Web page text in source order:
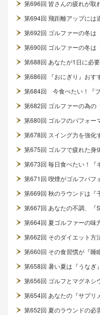
第696回 皆さんの疲れが取
第694回 飛距離アップには
第692回 ゴルファーの冬は
第690回 ゴルファーの冬は
第688回 あなたが1日に必
第686回 『おにぎり』おす
第684回 今食べたい！『
第682回 ゴルファーの為の
第680回 ゴルフのパフォー
第678回 スイング力を強化
第675回 ゴルフで疲れた身
第673回 毎日食べたい！『
第671回 喫煙がゴルフパフ
第669回 秋のラウンドは『
第667回 あなたの不調、『
第664回 夏ゴルファーの味
第662回 そのダイエット方
第660回 その食習慣が『睡
第658回 暑い夏は『うなぎ
第656回 ゴルフとマグネシ
第654回 あなたの『サプリ
第652回 夏のラウンドの必